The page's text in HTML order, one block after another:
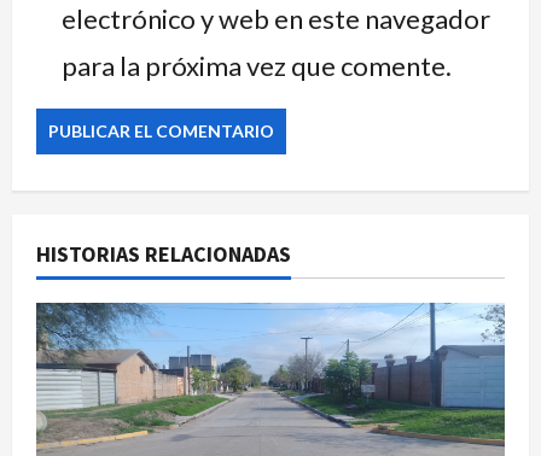
electrónico y web en este navegador
para la próxima vez que comente.
HISTORIAS RELACIONADAS